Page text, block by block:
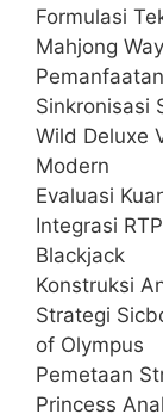
Formulasi
Mahjong
Sinkronisasi
Wild Deluxe
Modern
Evaluasi
Integrasi
Blackjack
Konstruksi
Strategi
of Olympus
Pemetaan
Princess